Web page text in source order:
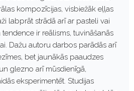
kompozīcijas, visbiežāk eļļas
labprāt strādā arī ar pasteli vai
ir reālisms, tuvināšanās
Dažu autoru darbos parādās arī
bet jaunākās paaudzes
glezno arī mūsdienīgā,
eksperimentēt. Studijas